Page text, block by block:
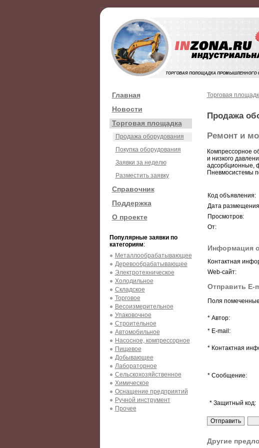
Главная
Новости
Торговая площадка
Продажа оборудования
Покупка оборудования
Заявки за неделю
Разместить заявку
Справочник
Поддержка
О проекте
Популярные заявки по
категориям:
Металлообрабатывающее
Деревообрабатывающее
Электротехническое
Холодильное
Складское
Торговое
Весоизмерительное
Упаковочное
Строительное
Автомобильное
Насосное, компрессорное
Пищевое
Добывающее
Лабораторное
Сельскохозяйственное
Химическое
Оснащение предприятий
Ручной инструмент
Прочее
Торговая
Продажа
Ремонт и
Компрессорное
и низкого
адсорбционные,
Пневмосистемы
Код объявления:
Дата
Просмотров:
От:
Информация
Контактная
Web-сайт:
Отправить E-
Поля
* Автор:
* E-mail:
* Контактная
* Сообщение:
* Защитный код:
Другие